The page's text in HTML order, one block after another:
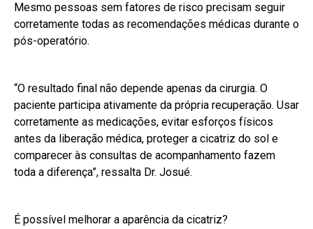
Mesmo pessoas sem fatores de risco precisam seguir
corretamente todas as recomendações médicas durante o
pós-operatório.
“O resultado final não depende apenas da cirurgia. O
paciente participa ativamente da própria recuperação. Usar
corretamente as medicações, evitar esforços físicos
antes da liberação médica, proteger a cicatriz do sol e
comparecer às consultas de acompanhamento fazem
toda a diferença”, ressalta Dr. Josué.
É possível melhorar a aparência da cicatriz?